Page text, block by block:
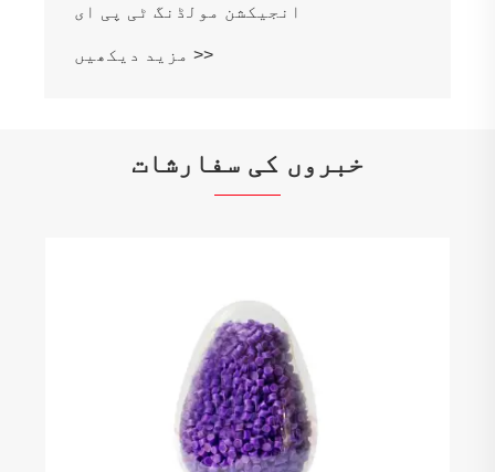
انجیکشن مولڈنگ ٹی پی ای
مزید دیکھیں >>
خبروں کی سفارشات